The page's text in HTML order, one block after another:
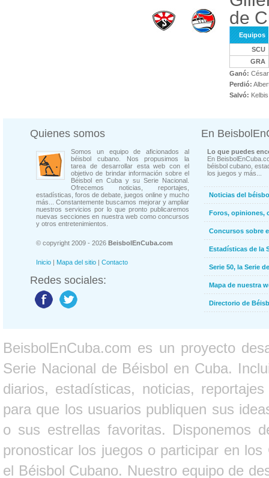
de
Equipos
SCU
GRA
Ganó:
Perdió:
Salvó:
Quienes somos
Somos un equipo de aficionados al
béisbol cubano. Nos propusimos la
tarea de desarrollar esta web con el
objetivo de brindar información sobre el
Béisbol en Cuba y su Serie Nacional.
Ofrecemos noticias, reportajes,
estadísticas, foros de debate, juegos online y mucho
más... Constantemente buscamos mejorar y ampliar
nuestros servicios por lo que pronto publicaremos
nuevas secciones en nuestra web como concursos
y otros entretenimientos.
© copyright 2009 - 2026 BeisbolEnCuba.com
Inicio | Mapa del sitio | Contacto
Redes sociales:
En
Lo que puedes
En
béisbol cubano,
los juegos y más...
Noticias del
Foros, opiniones,
Concursos sobre
Estadísticas de la
Serie 50, la Serie
Mapa de nuestra
Directorio de
BeisbolEnCuba.com es un proyecto
Serie Nacional de Béisbol en Cuba.
diarios, estadísticas, noticias,
para que los usuarios publiquen sus
o sus estrellas favoritas. Disponemos
pronosticar los juegos o participar en
el Béisbol Cubano. Nuestro equipo de